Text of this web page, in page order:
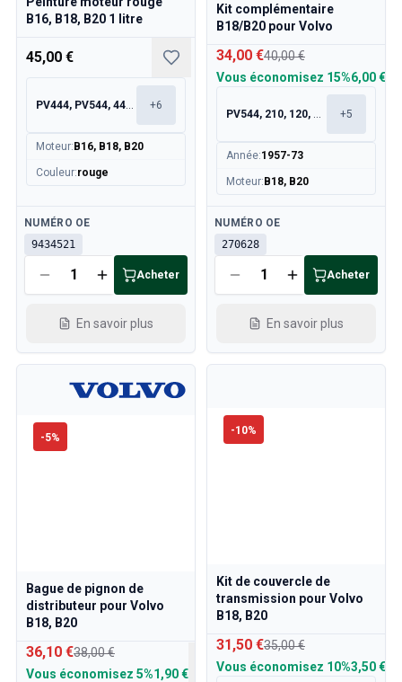
Refroidissement
Transmission
Commande des gaz
Accessoires & Divers
Carrosserie
Promotion
B16, B18, B20 1 litre
45,00 €
PV444, PV544, 445, 210 +6
Moteur: B16, B18, B20
Couleur:rouge
Disponible
NUMÉRO OE
9434521
Acheter
En savoir plus
Kit complémentaire
B18/B20 pour Volvo
34,00 €40,00 €
Vous économisez 15%6,00 €
PV544, 210, 120, 130 +5
Année:1957-73
Moteur: B18, B20
Disponible
NUMÉRO OE
270628
Acheter
En savoir plus
-5%
Bague de pignon de
distributeur pour Volvo
B18, B20
36,10 €38,00 €
Vous économisez 5%1,90 €
-10%
Kit de couvercle de
transmission pour Volvo
B18, B20
31,50 €35,00 €
Vous économisez 10%3,50 €